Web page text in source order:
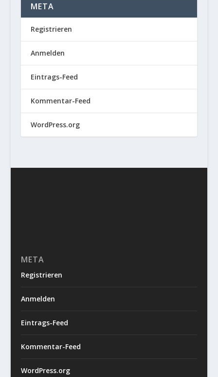
META
Registrieren
Anmelden
Eintrags-Feed
Kommentar-Feed
WordPress.org
META
Registrieren
Anmelden
Eintrags-Feed
Kommentar-Feed
WordPress.org